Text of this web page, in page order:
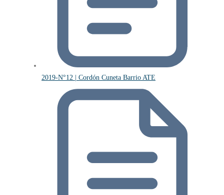
2019-N°12 | Cordón Cuneta Barrio ATE